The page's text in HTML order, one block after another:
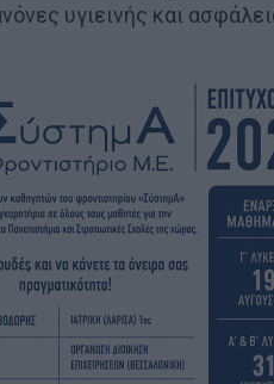
υγιεινής και